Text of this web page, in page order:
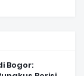
Bogor: